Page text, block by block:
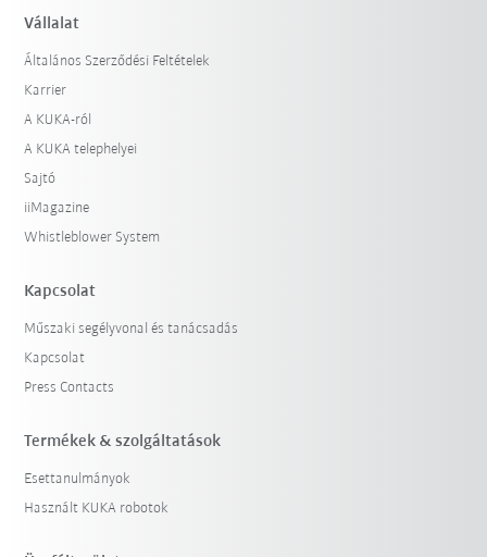
Vállalat
Általános Szerződési Feltételek
Karrier
A KUKA-ról
A KUKA telephelyei
Sajtó
iiMagazine
Whistleblower System
Kapcsolat
Műszaki segélyvonal és tanácsadás
Kapcsolat
Press Contacts
Termékek & szolgáltatások
Esettanulmányok
Használt KUKA robotok